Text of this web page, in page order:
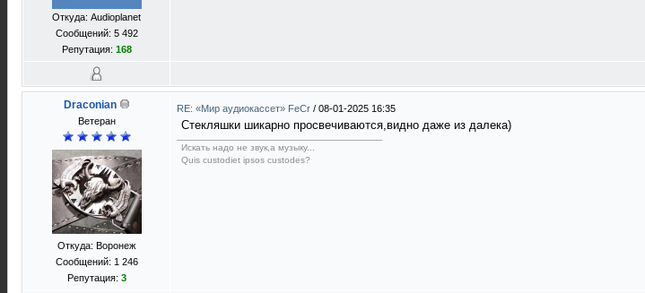
Откуда: Audioplanet
Сообщений: 5 492
Репутация: 168
Draconian
Ветеран
Откуда: Воронеж
Сообщений: 1 246
Репутация: 3
RE: «Мир аудиокассет» FeCr / 08-01-2025 16:35
Стекляшки шикарно просвечиваются,видно даже из далека)
Искать надо не звук,а музыку...
Quis custodiet ipsos custodes?